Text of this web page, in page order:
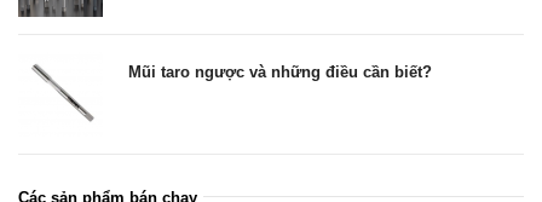
Mũi taro ngược và những điều cần biết?
Các sản phẩm bán chạy